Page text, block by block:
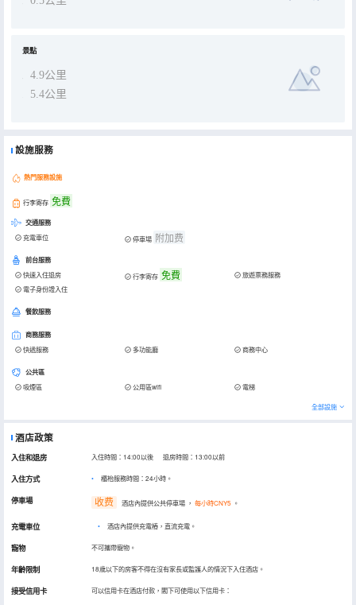
景點
4.9公里
5.4公里
設施服務
熱門服務設施
行李寄存 免費
交通服務
充電車位 停車場 附加费
前台服務
快速入住退房 行李寄存 免費
旅遊票務服務
電子身份證入住
餐飲服務
商務服務
快遞服務 多功能廳 商務中心
公共區
吸煙區 公用區wifi 電梯
全部設施
酒店政策
入住和退房 入住時間：14:00以後 退房時間：13:00以前
入住方式 櫃枱服務時間：24小時。
停車場 收费 酒店內提供公共停車場 ， 每小時CNY5 。
充電車位 • 酒店內提供充電樁，直流充電。
寵物 不可攜帶寵物。
年齡限制 18歲以下的房客不得在沒有家長或監護人的情況下入住酒店。
接受信用卡 可以信用卡在酒店付款，閣下可使用以下信用卡：